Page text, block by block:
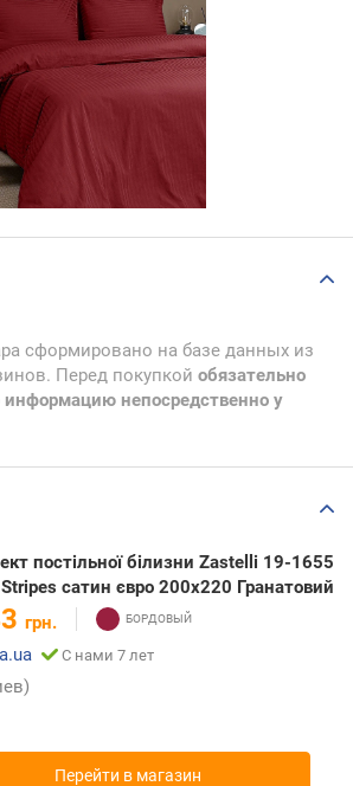
сформировано на базе данных из
Перед покупкой обязательно
информацию непосредственно у
постільної білизни Zastelli 19-1655
сатин євро 200х220 Гранатовий
грн.
С нами 7 лет
Перейти в магазин